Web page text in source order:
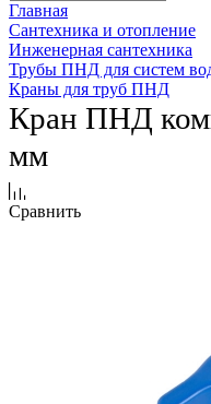
Главная
Сантехника и отопление
Инженерная сантехника
Трубы ПНД для систем
Краны для труб ПНД
Кран ПНД
мм
Сравнить